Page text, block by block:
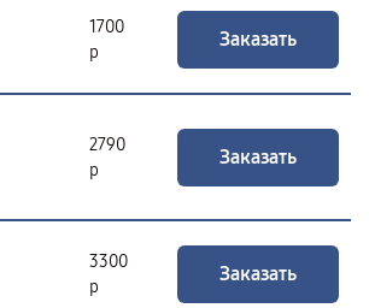
1700
р
Заказать
2790
р
Заказать
3300
р
Заказать